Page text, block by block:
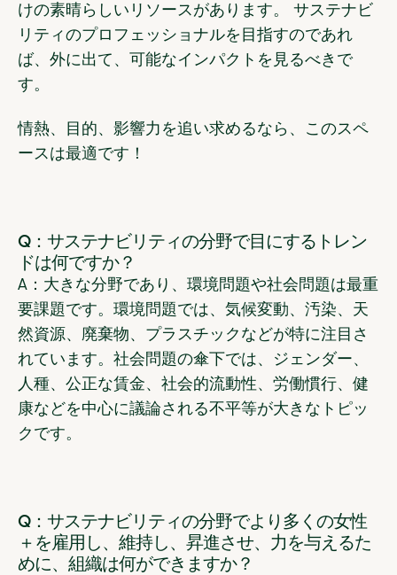
けの素晴らしいリソースがあります。 サステナビ
リティのプロフェッショナルを目指すのであれ
ば、外に出て、可能なインパクトを見るべきで
す。
情熱、目的、影響力を追い求めるなら、このスペ
ースは最適です！
Q：サステナビリティの分野で目にするトレン
ドは何ですか？
A：大きな分野であり、環境問題や社会問題は最重
要課題です。環境問題では、気候変動、汚染、天
然資源、廃棄物、プラスチックなどが特に注目さ
れています。社会問題の傘下では、ジェンダー、
人種、公正な賃金、社会的流動性、労働慣行、健
康などを中心に議論される不平等が大きなトピッ
クです。
Q：サステナビリティの分野でより多くの女性
＋を雇用し、維持し、昇進させ、力を与えるた
めに、組織は何ができますか？